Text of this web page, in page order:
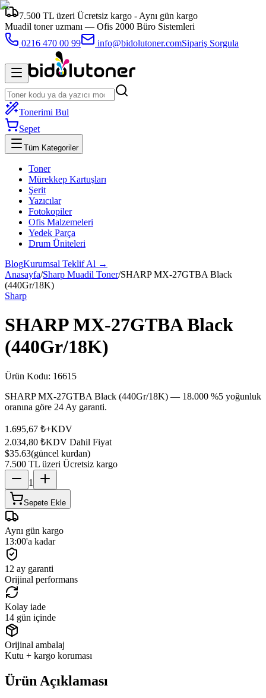
7.500 TL üzeri Ücretsiz kargo - Aynı gün kargo
Muadil toner uzmanı — Ofis 2000 Büro Sistemleri
0216 470 00 99
info@bidolutoner.comSipariş Sorgula
Tonerimi Bul
Sepet
Tüm Kategoriler
Toner
Mürekkep Kartuşları
Şerit
Yazıcılar
Fotokopiler
Ofis Malzemeleri
Yedek Parça
Drum Üniteleri
BlogKurumsal Teklif Al →
Anasayfa/Sharp Muadil Toner/SHARP MX-27GTBA Black
(440Gr/18K)
Sharp
SHARP MX-27GTBA Black
(440Gr/18K)
Ürün Kodu: 16615
SHARP MX-27GTBA Black (440Gr/18K) — 18.000 %5 yoğunluk
oranına göre 24 Ay garanti.
1.695,67 ₺+KDV
2.034,80 ₺KDV Dahil Fiyat
$35.63(güncel kurdan)
7.500 TL üzeri Ücretsiz kargo
1
Sepete Ekle
Aynı gün kargo
13:00'a kadar
12 ay garanti
Orijinal performans
Kolay iade
14 gün içinde
Orijinal ambalaj
Kutu + kargo koruması
Ürün Açıklaması